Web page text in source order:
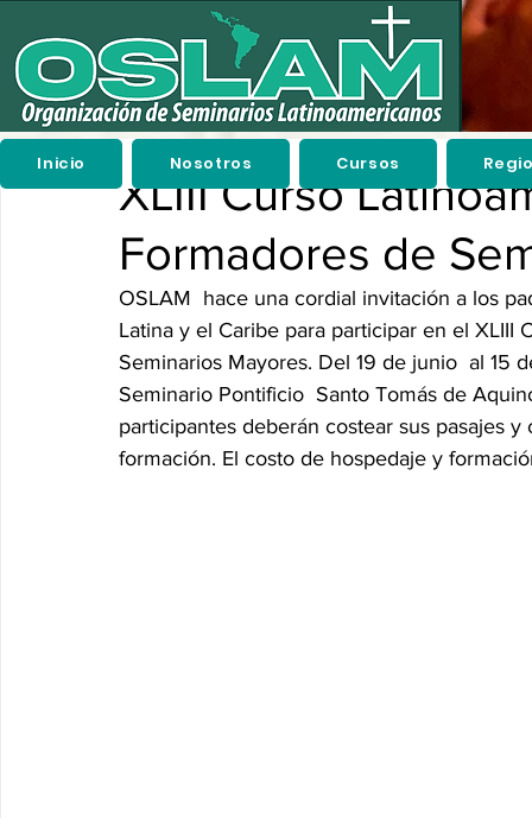
XLIII Curso
Formadores de
OSLAM  hace una cordial invitación a los
Latina y el Caribe para participar en el
Seminarios Mayores. Del 19 de junio  al
Seminario Pontificio  Santo Tomás de
participantes deberán costear sus pasajes
formación. El costo de hospedaje y
Inicio Nosotros Cursos